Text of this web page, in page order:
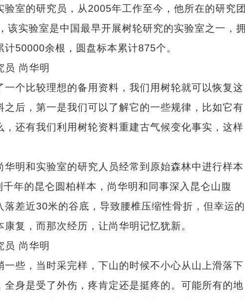
的研究员，从2005年工作至今，他所在的研究团
该实验室是中国最早开展树轮研究的实验室之一，拥
50000余根，圆盘标本累计875个。
尚华明
个比较理想的备用资料，我们用树轮就可以恢复这
后，第一是我们可以了解它的一些规律，比如它有
还有我们利用树轮资料重建古气候变化事实，这样
和实验室的研究人员经常到原始森林中进行样本
年的昆仑圆柏样本，尚华明和同事深入昆仑山腹
差近30米的谷底，导致腰椎压缩性骨折，但幸运的
复，而那次经历，让尚华明记忆犹新。
尚华明
些，当时采完样，下山的时候不小心从山上滑落下
身是受了外伤，疼肯定还是挺疼的。可能所有的地